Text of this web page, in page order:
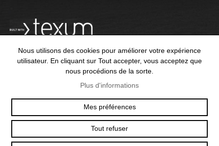
OFFICE@TEXUM.SWISS
CH - 1530 PAYERNE
© 2025 TEXUM SA. ALL RIGHTS RESERVED–POLITIQUE DE
Nous utilisons des cookies pour améliorer votre expérience
utilisateur. En cliquant sur Tout accepter, vous acceptez que
nous procédions de la sorte.
Plus d'informations
Mes préférences
Tout refuser